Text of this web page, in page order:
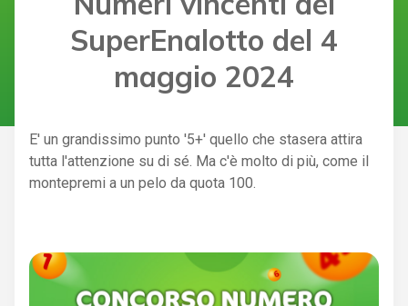
SuperEnalotto del 4
maggio 2024
E' un grandissimo punto '5+' quello che stasera attira
tutta l'attenzione su di sé. Ma c'è molto di più, come il
montepremi a un pelo da quota 100.